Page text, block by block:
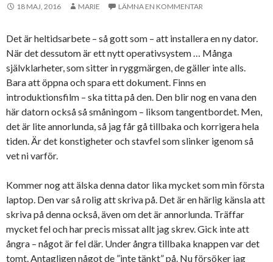
18 MAJ, 2016 MARIE LÄMNA EN KOMMENTAR
Det är heltidsarbete – så gott som – att installera en ny dator.
När det dessutom är ett nytt operativsystem … Många
självklarheter, som sitter in ryggmärgen, de gäller inte alls.
Bara att öppna och spara ett dokument. Finns en
introduktionsfilm – ska titta på den. Den blir nog en vana den
här datorn också så småningom – liksom tangentbordet. Men,
det är lite annorlunda, så jag får gå tillbaka och korrigera hela
tiden. Är det konstigheter och stavfel som slinker igenom så
vet ni varför.
Kommer nog att älska denna dator lika mycket som min första
laptop. Den var så rolig att skriva på. Det är en härlig känsla att
skriva på denna också, även om det är annorlunda. Träffar
mycket fel och har precis missat allt jag skrev. Gick inte att
ångra – något är fel där. Under ångra tillbaka knappen var det
tomt. Antagligen något de ”inte tänkt” på. Nu försöker jag